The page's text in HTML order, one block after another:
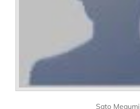
Sato Megumi